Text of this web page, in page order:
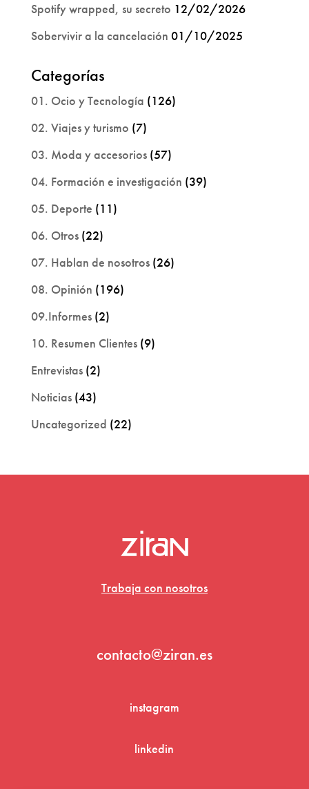
Spotify wrapped, su secreto 12/02/2026
Sobervivir a la cancelación 01/10/2025
Categorías
01. Ocio y Tecnología (126)
02. Viajes y turismo (7)
03. Moda y accesorios(57)
04. Formación e investigación (39)
05. Deporte (11)
06. Otros(22)
07. Hablan de nosotros(26)
08. Opinión (196)
09.Informes(2)
10. Resumen Clientes(9)
Entrevistas(2)
Noticias(43)
Uncategorized (22)
Trabaja con nosotros
contacto@ziran.es
instagram
linkedin